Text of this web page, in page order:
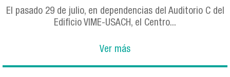
El pasado 29 de julio, en dependencias del Auditorio C del
Edificio VIME-USACH, el Centro...
Ver más